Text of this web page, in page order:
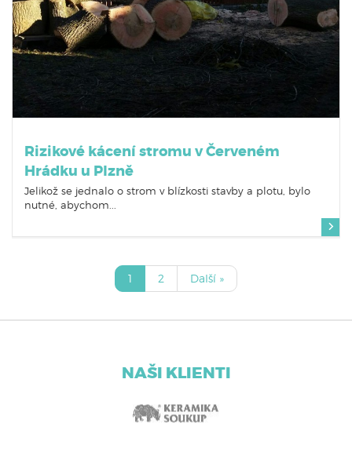
Rizikové kácení stromu v Červeném
Hrádku u Plzně
Jelikož se jednalo o strom v blízkosti stavby a plotu, bylo
nutné, abychom...
1 2 Další »
NAŠI KLIENTI